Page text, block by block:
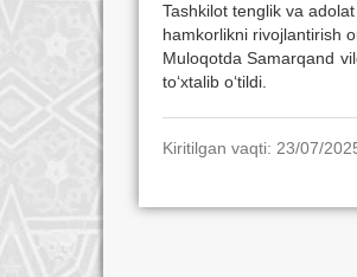
Tashkilot tenglik va
hamkorlikni rivojlantirish
Muloqotda Samarqand
to‘xtalib o‘tildi.
Kiritilgan vaqti: 23/07/